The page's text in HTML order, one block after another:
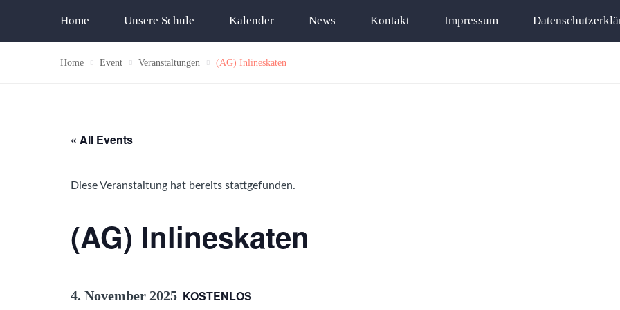
Home Unsere Schule Kalender News Kontakt Impressum
Home Event Veranstaltungen (AG) Inlineskaten
« All Events
Diese Veranstaltung hat bereits stattgefunden.
(AG) Inlineskaten
4. November 2025 KOSTENLOS